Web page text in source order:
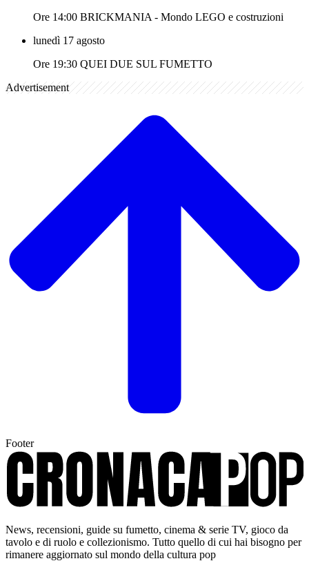
Ore 14:00 BRICKMANIA - Mondo LEGO e costruzioni
lunedì 17 agosto
Ore 19:30 QUEI DUE SUL FUMETTO
Advertisement
Footer
News, recensioni, guide su fumetto, cinema & serie TV, gioco da
tavolo e di ruolo e collezionismo. Tutto quello di cui hai bisogno per
rimanere aggiornato sul mondo della cultura pop